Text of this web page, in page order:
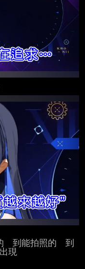
到能拍照的  到
現